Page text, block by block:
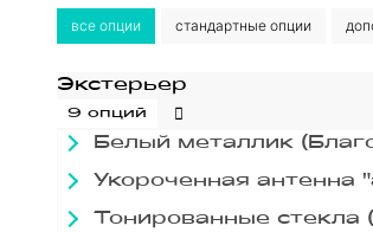
все опции стандартные опции
Экстерьер
9 опций
Белый металлик
Укороченная антенна
Тонированные стекла